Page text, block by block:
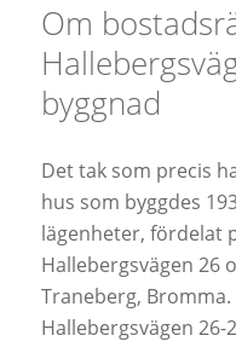
Om
byggnad
Det tak som precis
hus som byggdes
lägenheter, fördelat
Hallebergsvägen 26
Traneberg,
Hallebergsvägen 26-